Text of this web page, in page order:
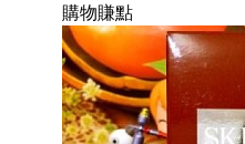
購物賺點